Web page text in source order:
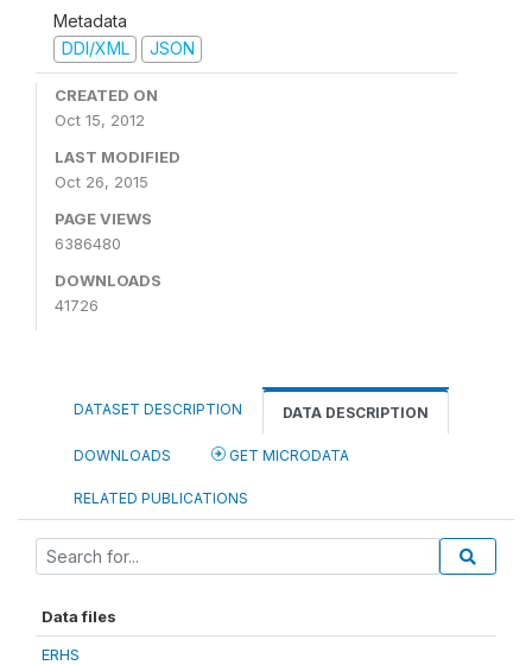
Metadata
DDI/XML
JSON
CREATED ON
Oct 15, 2012
LAST MODIFIED
Oct 26, 2015
PAGE VIEWS
6386480
DOWNLOADS
41726
DATASET DESCRIPTION DATA DESCRIPTION
DOWNLOADS GET MICRODATA
RELATED PUBLICATIONS
Data files
ERHS